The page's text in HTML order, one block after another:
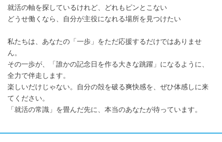
就活の軸を探しているけれど、どれもピンとこない
どうせ働くなら、自分が主役になれる場所を見つけたい
私たちは、あなたの「一歩」をただ応援するだけではありませ
ん。
その一歩が、「誰かの記念日を作る大きな跳躍」になるように、
全力で伴走します。
楽しいだけじゃない。自分の殻を破る爽快感を、ぜひ体感しに来
てください。
「就活の常識」を畳んだ先に、本当のあなたが待っています。